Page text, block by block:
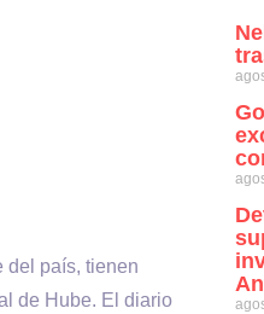
del país, tienen
de Hube. El diario